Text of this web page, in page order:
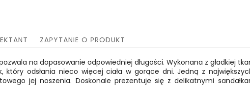
ZAPYTANIE O PRODUKT
na dopasowanie odpowiedniej długości. Wykonana z gładkiej
który odsłania nieco więcej ciała w gorące dni. Jedną z
jej noszenia. Doskonale prezentuje się z delikatnymi